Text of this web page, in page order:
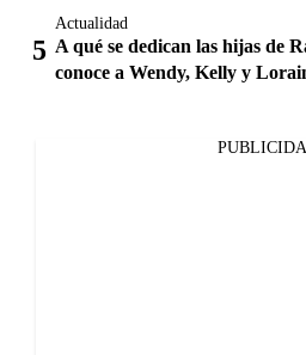
Actualidad
A qué se dedican las hijas de
conoce a Wendy, Kelly y